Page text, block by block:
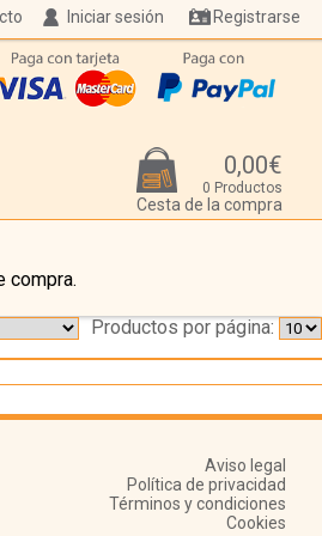
Iniciar sesión Registrarse
0,00€
0 Productos
Cesta de la compra
compra.
Productos por página:
Aviso legal
Política de privacidad
Términos y condiciones
Cookies